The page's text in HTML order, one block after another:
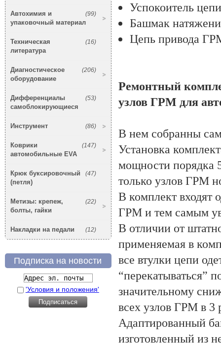
(99)
Автохимия и
упаковочный материал
(16)
Техническая
литература
(206)
Диагностическое
оборудование
(53)
Дифференциалы
самоблокирующиеся
(86)
Инструмент
(147)
Коврики
автомобильные EVA
(47)
Крюк буксировочный
(петля)
(22)
Метизы: крепеж,
болты, гайки
(12)
Накладки на педали
Подписка на новости
'Условия и положения'
Успокоитель цепи
Башмак
Цепь привода
Ремонтный
узлов ГРМ для
В нем собранны
Установка
мощности порядка
только узлов ГРМ
В комплект входят
ГРМ и тем самым
В отличии от
применяемая в
все втулки цепи
“перекатываться”
значительному
всех узлов ГРМ в 3
Адаптированный
изготовленный из